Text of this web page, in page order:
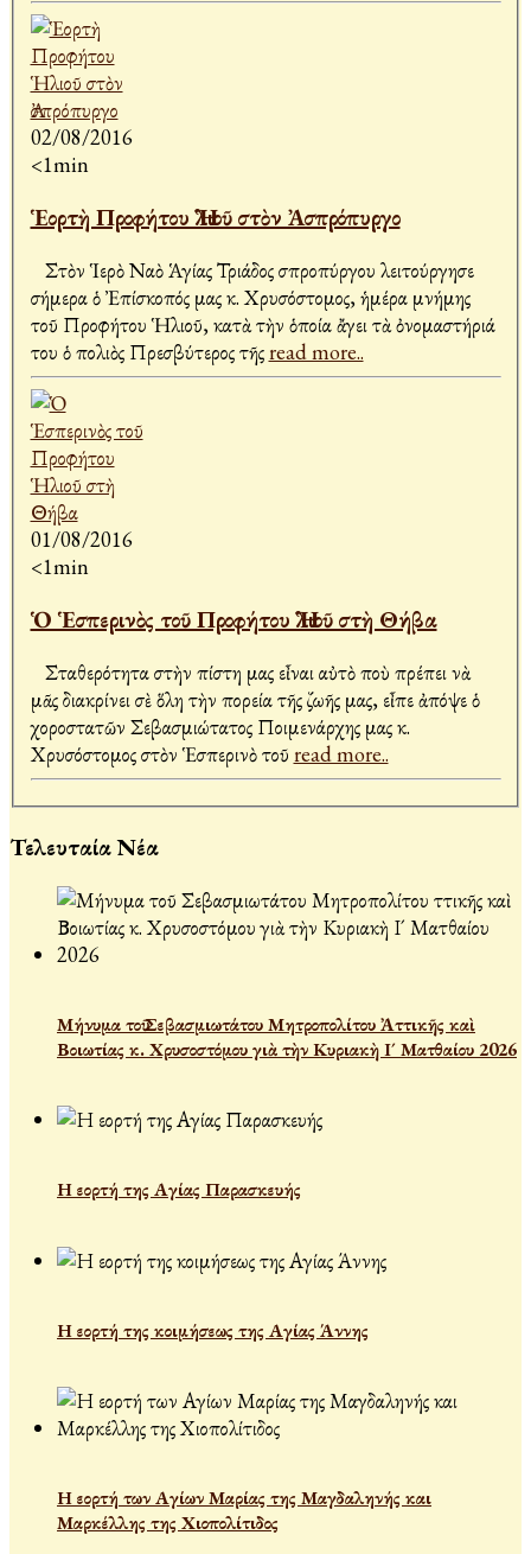
02/08/2016
<1min
Ἑορτὴ Προφήτου Ἡλιοῦ στὸν Ἀσπρόπυργο
Στὸν Ἱερὸ Ναὸ Ἁγίας Τριάδος Ἀσπροπύργου λειτούργησε
σήμερα ὁ Ἐπίσκοπός μας κ. Χρυσόστομος, ἡμέρα μνήμης
τοῦ Προφήτου Ἡλιοῦ, κατὰ τὴν ὁποία ἄγει τὰ ὀνομαστήριά
του ὁ πολιὸς Πρεσβύτερος τῆςread more..
01/08/2016
<1min
Ὁ Ἑσπερινὸς τοῦ Προφήτου Ἡλιοῦ στὴ Θήβα
Σταθερότητα στὴν πίστη μας εἶναι αὐτὸ ποὺ πρέπει νὰ
μᾶς διακρίνει σὲ ὅλη τὴν πορεία τῆς ζωῆς μας, εἶπε ἀπόψε ὁ
χοροστατῶν Σεβασμιώτατος Ποιμενάρχης μας κ.
Χρυσόστομος στὸν Ἑσπερινὸ τοῦ read more..
Τελευταία Νέα
Μήνυμα τοῦ Σεβασμιωτάτου Μητροπολίτου Ἀττικῆς καὶ
Βοιωτίας κ. Χρυσοστόμου γιὰ τὴν Κυριακὴ Ι´ Ματθαίου 2026
Η εορτή της Αγίας Παρασκευής
Η εορτή της κοιμήσεως της Αγίας Άννης
Η εορτή των Αγίων Μαρίας της Μαγδαληνής και
Μαρκέλλης της Χιοπολίτιδος